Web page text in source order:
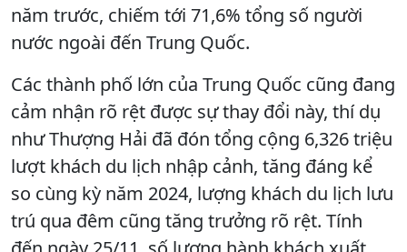
năm trước, chiếm tới 71,6% tổng số người
nước ngoài đến Trung Quốc.
Các thành phố lớn của Trung Quốc cũng đang
cảm nhận rõ rệt được sự thay đổi này, thí dụ
như Thượng Hải đã đón tổng cộng 6,326 triệu
lượt khách du lịch nhập cảnh, tăng đáng kể
so cùng kỳ năm 2024, lượng khách du lịch lưu
trú qua đêm cũng tăng trưởng rõ rệt. Tính